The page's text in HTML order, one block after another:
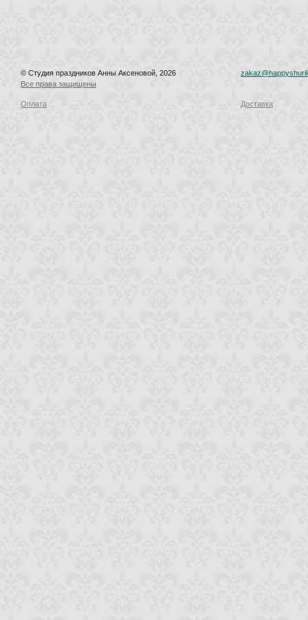
© Студия праздников Анны Аксеновой, 2026
Все права защищены
Оплата Доставка